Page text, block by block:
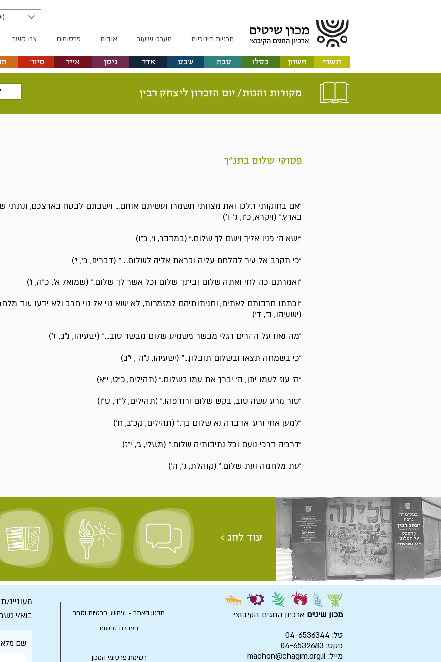
תכניות חינוכיות מערכי שיעור אודות פרסומים צרו קשר
ניסן סיוון אדר טבת שבט חשוון תשרי כסלו אייר
יום הזכרון ליצחק רבין מקורות והגות/
פסוקי שלום בתנ"ך
"אם בחוקותי תלכו ואת מצוותי תשמרו ועשיתם אותם... וישבתם לבטח בארצכם, ונתתי
בארץ." (ויקרא, כ"ו, ג'-ו')
"ישא ה' פניו אליך וישם לך שלום." (במדבר, ו', כ"ו)
"כי תקרב אל עיר להלחם עליה וקראת אליה לשלום... " (דברים, כ', י')
"ואמרתם כה לחי ואתה שלום וביתך שלום וכל אשר לך שלום." (שמואל א', כ"ה, ו')
"וכתתו חרבותם לאתים, וחניתותיהם למזמרות, לא ישא גוי אל גוי חרב ולא ידעו עוד
(ישעיהו, ב', ד')
"מה נאוו על ההרים רגלי מבשר משמיע שלום מבשר טוב..." (ישעיהו, נ"ב, ז')
"כי בשמחה תצאו ובשלום תובלון..." (ישעיהו, נ"ה , י"ב)
"ה' עוז לעמו יתן, ה' יברך את עמו בשלום." (תהילים, כ"ט, י"א)
"סור מרע עשה טוב, בקש שלום ורודפהו." (תהילים, ל"ד, ט"ו)
"למען אחי ורעי אדברה נא שלום בך." (תהילים, קכ"ב, ח')
"דרכיה דרכי נועם וכל נתיבותיה שלום." (משלי, ג', י"ז)
"עת מלחמה ועת שלום." (קוהלת, ג', ה')
עוד לחג >
מעוניינ/
בוא/י
שם מלא
תקנון האתר - שימוש, פרטיות וסחר
הצהרת נגישות
רשימת פרסומי המכון
מכון שיטים ארכיון החגים הקיבוצי
טל: 04-6536344
פקס: 04-6532683
מייל: machon@chagim.org.il